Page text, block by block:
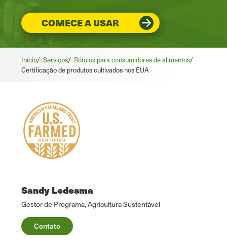
COMECE A USAR
Início/ Serviços/ Rótulos para consumidores de alimentos/
Certificação de produtos cultivados nos EUA
Sandy Ledesma
Gestor de Programa, Agricultura Sustentável
Contato